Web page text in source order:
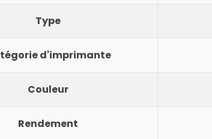
Type
d'imprimante
Couleur
Rendement